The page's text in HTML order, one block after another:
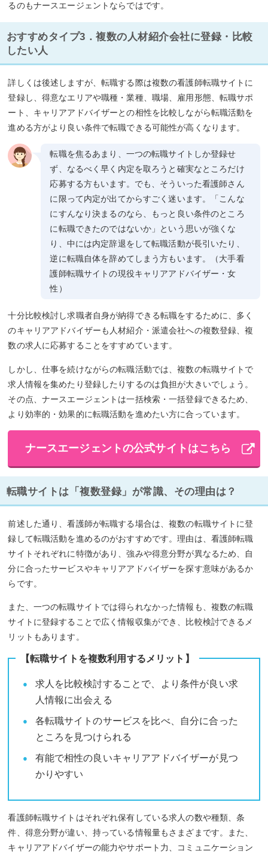
るのもナースエージェントならではです。
おすすめタイプ3．複数の人材紹介会社に登録・比較
したい人
詳しくは後述しますが、転職する際は複数の看護師転職サイトに
登録し、得意なエリアや職種・業種、職場、雇用形態、転職サポ
ート、キャリアアドバイザーとの相性を比較しながら転職活動を
進める方がより良い条件で転職できる可能性が高くなります。
転職を焦るあまり、一つの転職サイトしか登録せ
ず、なるべく早く内定を取ろうと確実なところだけ
応募する方もいます。でも、そういった看護師さん
に限って内定が出てからすごく迷います。「こんな
にすんなり決まるのなら、もっと良い条件のところ
に転職できたのではないか」という思いが強くな
り、中には内定辞退をして転職活動が長引いたり、
逆に転職自体を辞めてしまう方もいます。（大手看
護師転職サイトの現役キャリアアドバイザー・女
性）
十分比較検討し求職者自身が納得できる転職をするために、多く
のキャリアアドバイザーも人材紹介・派遣会社への複数登録、複
数の求人に応募することをすすめています。
しかし、仕事を続けながらの転職活動では、複数の転職サイトで
求人情報を集めたり登録したりするのは負担が大きいでしょう。
その点、ナースエージェントは一括検索・一括登録できるため、
より効率的・効果的に転職活動を進めたい方に合っています。
ナースエージェントの公式サイトはこちら
転職サイトは「複数登録」が常識、その理由は？
前述した通り、看護師が転職する場合は、複数の転職サイトに登
録して転職活動を進めるのがおすすめです。理由は、看護師転職
サイトそれぞれに特徴があり、強みや得意分野が異なるため、自
分に合ったサービスやキャリアアドバイザーを探す意味があるか
らです。
また、一つの転職サイトでは得られなかった情報も、複数の転職
サイトに登録することで広く情報収集ができ、比較検討できるメ
リットもあります。
【転職サイトを複数利用するメリット】
求人を比較検討することで、より条件が良い求
人情報に出会える
各転職サイトのサービスを比べ、自分に合った
ところを見つけられる
有能で相性の良いキャリアアドバイザーが見つ
かりやすい
看護師転職サイトはそれぞれ保有している求人の数や種類、条
件、得意分野が違い、持っている情報量もさまざまです。また、
キャリアアドバイザーの能力やサポート力、コミュニケーション